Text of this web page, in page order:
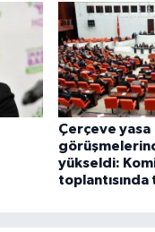
Çerçeve yasa
yükseldi:
toplantısında